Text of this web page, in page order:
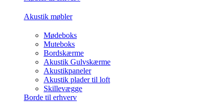
Akustik møbler
Mødeboks
Muteboks
Bordskærme
Akustik Gulvskærme
Akustikpaneler
Akustik plader til loft
Skillevægge
Borde til erhverv